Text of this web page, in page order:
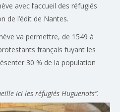
avec l’accueil des réfugiés
de l’édit de Nantes.
va permettre, de 1549 à
français fuyant les
30 % de la population
ici les réfugiés Huguenots”.